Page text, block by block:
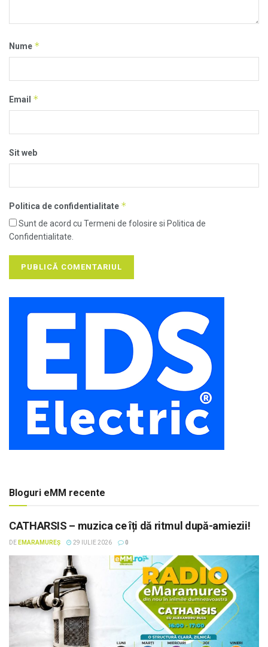
Nume *
Email *
Sit web
Politica de confidentialitate *
Sunt de acord cu Termeni de folosire si Politica de
Confidentialitate.
Bloguri eMM recente
CATHARSIS – muzica ce îți dă ritmul după-amiezii!
DE EMARAMUREȘ 29 IULIE 2026 0